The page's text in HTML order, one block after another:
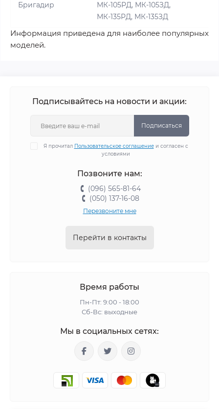
Бригадир
МК-105РД, МК-105ЗД,
МК-135РД, МК-135ЗД
Информация приведена для наиболее популярных
моделей.
Подписывайтесь на новости и акции:
Подписаться
Я прочитал Пользовательское соглашениеи согласен с
условиями
Позвоните нам:
(096) 565-81-64
(050) 137-16-08
Перезвоните мне
Перейти в контакты
Время работы
Пн-Пт: 9:00 - 18:00
Сб-Вс: выходные
Мы в социальных сетях: